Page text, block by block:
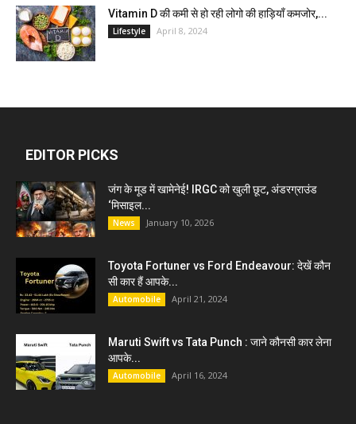
Vitamin D की कमी से हो रही लोगो की हाड़ियाँ कमजोर,...
Lifestyle April 8, 2024
EDITOR PICKS
जंग के मूड में खामेनेई! IRGC को खुली छूट, अंडरग्राउंड
‘मिसाइल...
News January 10, 2026
Toyota Fortuner vs Ford Endeavour: देखें कौन
सी कार हैं आपके...
Automobile April 21, 2024
Maruti Swift vs Tata Punch : जाने कौनसी कार लेना
आपके...
Automobile April 16, 2024